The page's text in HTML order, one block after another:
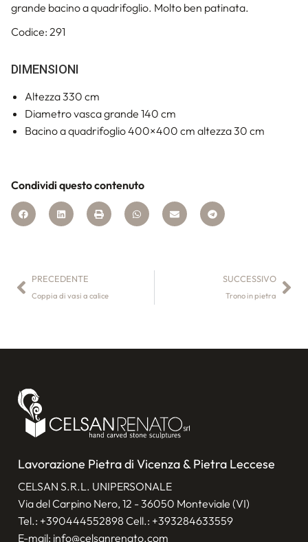
grande bacino a quadrifoglio. Molto ben patinata.
Codice: 291
DIMENSIONI
Altezza 330 cm
Diametro vasca grande 140 cm
Bacino a quadrifoglio 400×400 cm altezza 30 cm
Condividi questo contenuto
PRECEDENTE
Coppia di vasi a calice
SUCCESSIVO
Trono in pietra
Lavorazione Pietra di Vicenza & Pietra Leccese
CELSAN S.R.L. UNIPERSONALE
Via del Carpino Nero, 12 - 36050 Monteviale (VI)
Tel.: +390444552898 Cell.: +393284633559
E-mail: info@celsanrenato.com